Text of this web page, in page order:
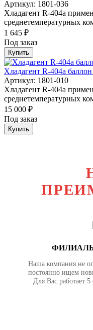
Артикул: 1801-036
Хладагент R-404a
среднетемпературных
1 645 ₽
Под заказ
Купить
Хладагент R-404а
Артикул: 1801-010
Хладагент R-404a
среднетемпературных
15 000 ₽
Под заказ
Купить
Наша компания не
постоянно ищем
Для Вас работает